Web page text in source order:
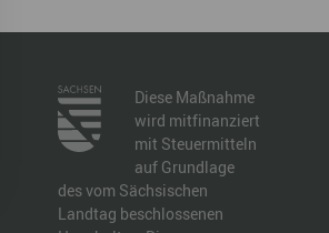
Diese Maßnahme
wird mitfinanziert
mit Steuermitteln
auf Grundlage
des vom Sächsischen
Landtag beschlossenen